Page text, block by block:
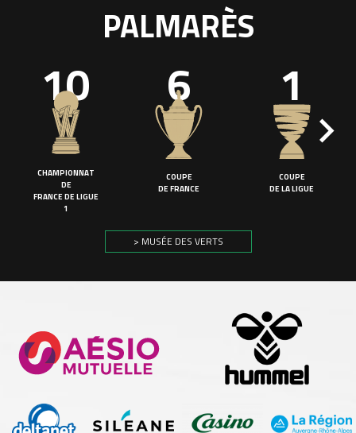
PALMARÈS
10
CHAMPIONNAT
DE
FRANCE DE LIGUE
1
6
COUPE
DE FRANCE
1
COUPE
DE LA LIGUE
> MUSÉE DES VERTS